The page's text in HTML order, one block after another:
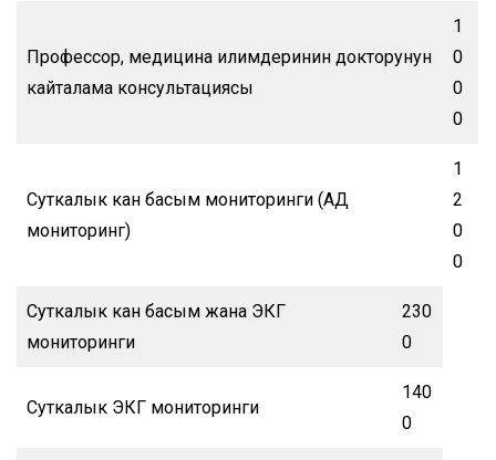
Профессор, медицина илимдеринин докторунун
кайталама консультациясы
1
0
0
0
Суткалык кан басым мониторинги (АД
мониторинг)
1
2
0
0
Суткалык кан басым жана ЭКГ
мониторинги
230
0
Суткалык ЭКГ мониторинги
140
0